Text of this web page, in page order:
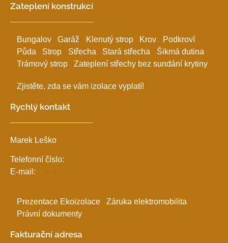
Zateplení konstrukcí
Bungalov Garáž Klenutý strop Krov
Podkroví
Půda
Strop Střecha Stará střecha
Šikmá dutina
Trámový strop
Zateplení střechy bez sundání krytiny
Zjistěte, zda se vám izolace vyplatí!
Rychlý kontakt
Marek Leško
Telefonní číslo:
E-mail:
Prezentace Ekoizolace
Záruka elektromobilita
Právní dokumenty
Fakturační adresa